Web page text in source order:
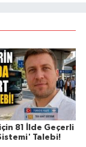
81 İlde Geçerli
Talebi!